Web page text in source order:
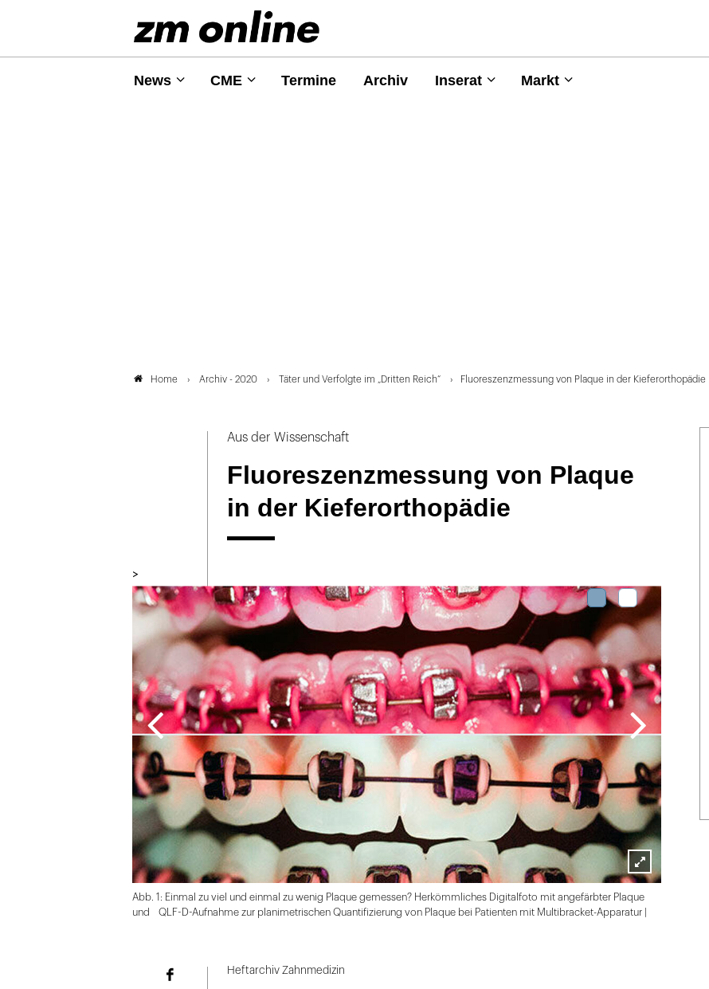
News CME Termine Archiv Inserat Markt
Home Archiv - 2020 Täter und Verfolgte im „Dritten Reich“ Fluoreszenzmessung von Plaque in der Kieferorthopädie
Aus der Wissenschaft
Fluoreszenzmessung von Plaque
in der Kieferorthopädie
>
Lightbox
öffnen
Abb. 1: Einmal zu viel und einmal zu wenig Plaque gemessen? Herkömmliches Digitalfoto mit angefärbter Plaque
und QLF-D-Aufnahme zur planimetrischen Quantifizierung von Plaque bei Patienten mit Multibracket-Apparatur |
Heftarchiv Zahnmedizin